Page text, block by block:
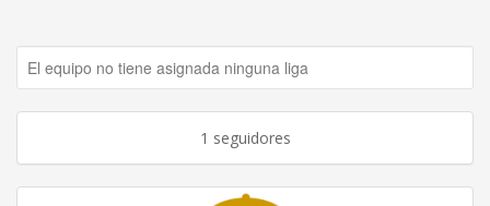
El equipo no tiene asignada ninguna liga
1 seguidores